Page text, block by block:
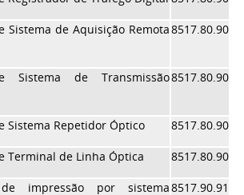
Sistema de Aquisição Remota8517.80.90
Sistema de Transmissão8517.80.90
Sistema Repetidor Óptico 8517.80.90
Terminal de Linha Óptica 8517.80.90
de impressão por sistema8517.90.91